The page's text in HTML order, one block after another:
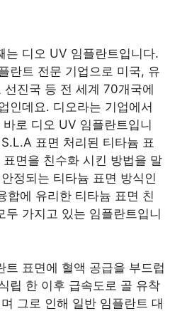
는 디오 UV 임플란트입니다.
란트 전문 기업으로 미국, 유
진국 등 전 세계 70개국에
인데요. 디오라는 기업에서
로 디오 UV 임플란트입니
표면 처리된 티타늄 표
면을 친수화 시킨 방법을 말
정되는 티타늄 표면 방식인
합에 유리한 티타늄 표면 친
두 가지고 있는 임플란트입니
트 표면에 혈액 공급을 부드럽
립 한 이후 급속도로 골 유착
그로 인해 일반 임플란트 대